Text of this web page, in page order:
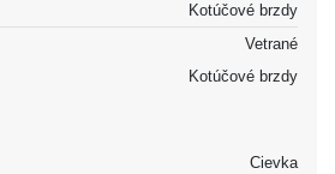
Kotúčové brzdy
Vetrané
Kotúčové brzdy
Cievka